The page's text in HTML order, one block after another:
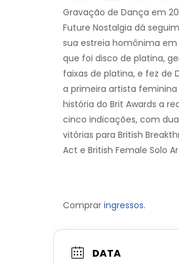
Gravação de Dança em
Future Nostalgia dá
sua estreia homônima em
que foi disco de platina,
faixas de platina, e fez de
a primeira artista feminina
história do Brit Awards a
cinco indicações, com
vitórias para British
Act e British Female Solo
Comprar ingressos.
DATA